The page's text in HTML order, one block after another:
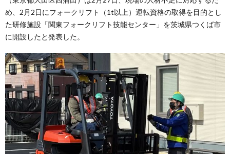
め、2月2日にフォークリフト（1t以上）運転資格の取得を目的とし
た研修施設「関東フォークリフト技能センター」を茨城県つくば市
に開設したと発表した。